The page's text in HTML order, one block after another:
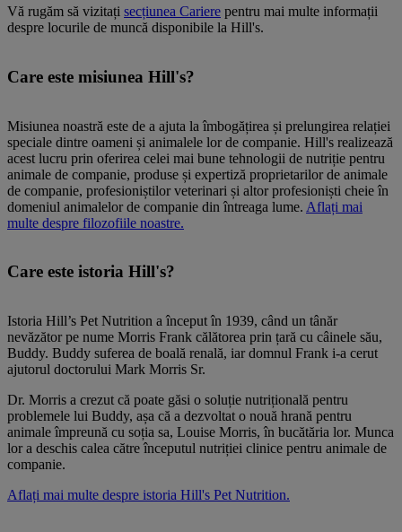
Vă rugăm să vizitați secțiunea Cariere pentru mai multe informații
despre locurile de muncă disponibile la Hill's.
Care este misiunea Hill's?
Misiunea noastră este de a ajuta la îmbogățirea și prelungirea relației
speciale dintre oameni și animalele lor de companie. Hill's realizează
acest lucru prin oferirea celei mai bune tehnologii de nutriție pentru
animale de companie, produse și expertiză proprietarilor de animale
de companie, profesioniștilor veterinari și altor profesioniști cheie în
domeniul animalelor de companie din întreaga lume. Aflați mai
multe despre filozofiile noastre.
Care este istoria Hill's?
Istoria Hill’s Pet Nutrition a început în 1939, când un tânăr
nevăzător pe nume Morris Frank călătorea prin țară cu câinele său,
Buddy. Buddy suferea de boală renală, iar domnul Frank i-a cerut
ajutorul doctorului Mark Morris Sr.
Dr. Morris a crezut că poate găsi o soluție nutrițională pentru
problemele lui Buddy, așa că a dezvoltat o nouă hrană pentru
animale împreună cu soția sa, Louise Morris, în bucătăria lor. Munca
lor a deschis calea către începutul nutriției clinice pentru animale de
companie.
Aflați mai multe despre istoria Hill's Pet Nutrition.